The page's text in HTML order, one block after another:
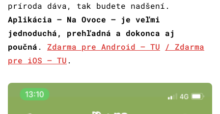
príroda dáva, tak budete nadšení.
Aplikácia – Na Ovoce – je veľmi
jednoduchá, prehľadná a dokonca aj
poučná . Zdarma pre Android – TU
/ Zdarma
pre iOS – TU .